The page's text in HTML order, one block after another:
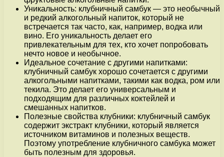
Уникальность: клубничный самбук — это необычный
и редкий алкогольный напиток, который не
встречается так часто, как, например, водка или
вино. Его уникальность делает его
привлекательным для тех, кто хочет попробовать
нечто новое и необычное.
Идеальное сочетание с другими напитками:
клубничный самбук хорошо сочетается с другими
алкогольными напитками, такими как водка, ром или
текила. Это делает его универсальным и
подходящим для различных коктейлей и
смешанных напитков.
Полезные свойства клубники: клубничный самбук
содержит экстракт клубники, который является
источником витаминов и полезных веществ.
Поэтому употребление клубничного самбука может
быть полезным для здоровья.